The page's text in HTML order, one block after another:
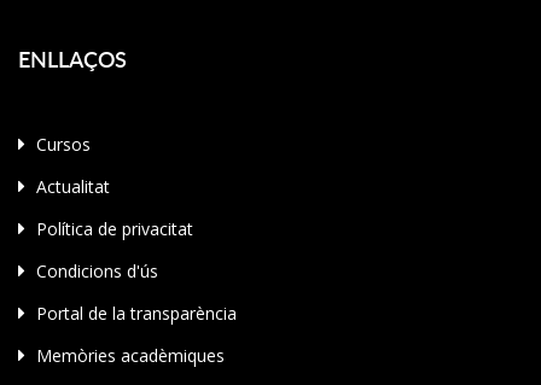
ENLLAÇOS
Cursos
Actualitat
Política de privacitat
Condicions d'ús
Portal de la transparència
Memòries acadèmiques